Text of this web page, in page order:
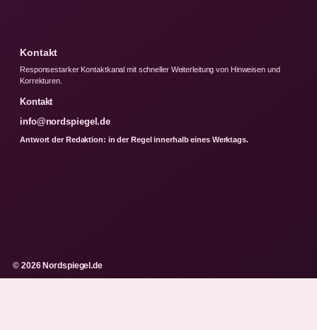
Kontakt
Responsestarker Kontaktkanal mit schneller Weiterleitung von Hinweisen und
Korrekturen.
Kontakt
info@nordspiegel.de
Antwort der Redaktion: in der Regel innerhalb eines Werktags.
© 2026 Nordspiegel.de